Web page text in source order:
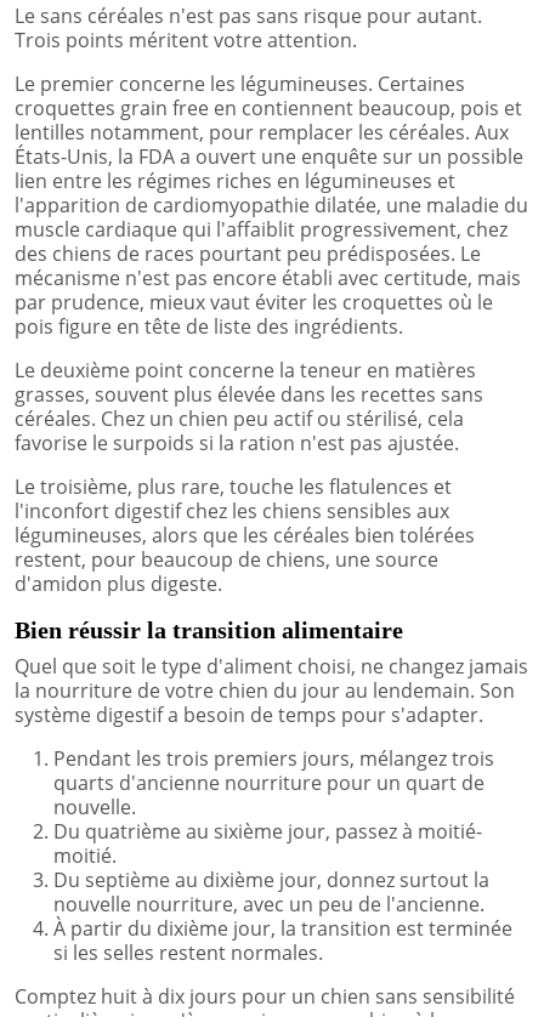
Le sans céréales n'est pas sans risque pour autant.
Trois points méritent votre attention.
Le premier concerne les légumineuses. Certaines
croquettes grain free en contiennent beaucoup, pois et
lentilles notamment, pour remplacer les céréales. Aux
États-Unis, la FDA a ouvert une enquête sur un possible
lien entre les régimes riches en légumineuses et
l'apparition de cardiomyopathie dilatée, une maladie du
muscle cardiaque qui l'affaiblit progressivement, chez
des chiens de races pourtant peu prédisposées. Le
mécanisme n'est pas encore établi avec certitude, mais
par prudence, mieux vaut éviter les croquettes où le
pois figure en tête de liste des ingrédients.
Le deuxième point concerne la teneur en matières
grasses, souvent plus élevée dans les recettes sans
céréales. Chez un chien peu actif ou stérilisé, cela
favorise le surpoids si la ration n'est pas ajustée.
Le troisième, plus rare, touche les flatulences et
l'inconfort digestif chez les chiens sensibles aux
légumineuses, alors que les céréales bien tolérées
restent, pour beaucoup de chiens, une source
d'amidon plus digeste.
Bien réussir la transition alimentaire
Quel que soit le type d'aliment choisi, ne changez jamais
la nourriture de votre chien du jour au lendemain. Son
système digestif a besoin de temps pour s'adapter.
Pendant les trois premiers jours, mélangez trois
quarts d'ancienne nourriture pour un quart de
nouvelle.
Du quatrième au sixième jour, passez à moitié-
moitié.
Du septième au dixième jour, donnez surtout la
nouvelle nourriture, avec un peu de l'ancienne.
À partir du dixième jour, la transition est terminée
si les selles restent normales.
Comptez huit à dix jours pour un chien sans sensibilité